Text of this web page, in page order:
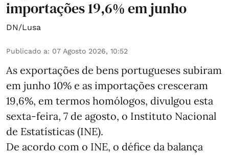
importações 19,6% em junho
DN/Lusa
Publicado a: 07 Agosto 2026, 10:52
As exportações de bens portugueses subiram
em junho 10% e as importações cresceram
19,6%, em termos homólogos, divulgou esta
sexta-feira, 7 de agosto, o Instituto Nacional
de Estatísticas (INE).
De acordo com o INE, o défice da balança